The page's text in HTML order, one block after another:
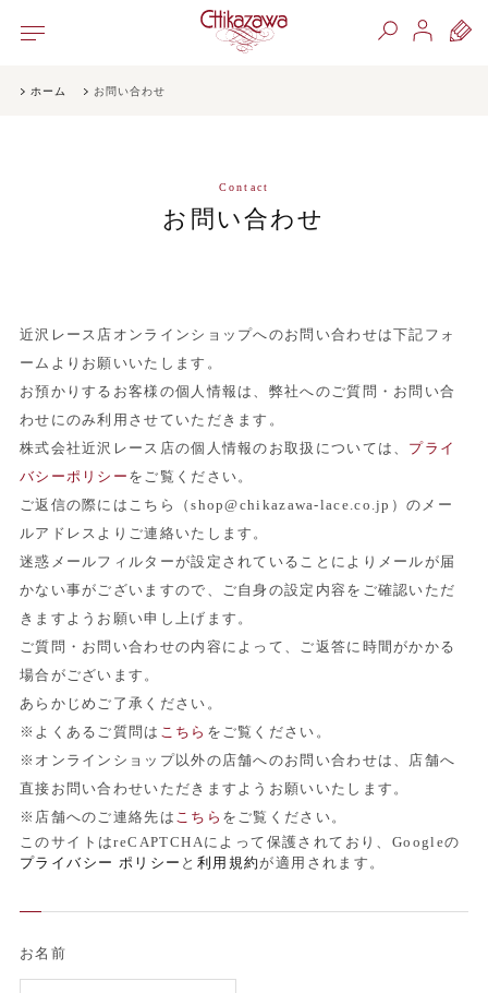
ホーム お問い合わせ
Contact
お問い合わせ
近沢レース店オンラインショップへのお問い合わせは下記フォ
ームよりお願いいたします。
お預かりするお客様の個人情報は、弊社へのご質問・お問い合
わせにのみ利用させていただきます。
株式会社近沢レース店の個人情報のお取扱については、 プライ
バシーポリシー をご覧ください。
ご返信の際にはこちら（shop@chikazawa-lace.co.jp）のメー
ルアドレスよりご連絡いたします。
迷惑メールフィルターが設定されていることによりメールが届
かない事がございますので、ご自身の設定内容をご確認いただ
きますようお願い申し上げます。
ご質問・お問い合わせの内容によって、ご返答に時間がかかる
場合がございます。
あらかじめご了承ください。
※よくあるご質問は こちら をご覧ください。
※オンラインショップ以外の店舗へのお問い合わせは、店舗へ
直接お問い合わせいただきますようお願いいたします。
※店舗へのご連絡先は こちら をご覧ください。
このサイトはreCAPTCHAによって保護されており、Googleの
プライバシー ポリシー と 利用規約が適用されます。
お名前